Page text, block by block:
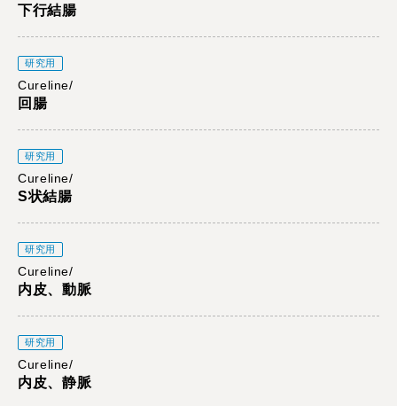
下行結腸
研究用
Cureline/
回腸
研究用
Cureline/
S状結腸
研究用
Cureline/
内皮、動脈
研究用
Cureline/
内皮、静脈